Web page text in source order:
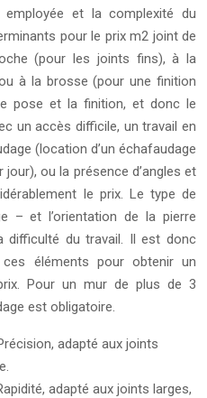
et la complexité du
pour le prix m2 joint de
(pour les joints fins), à la
à la brosse (pour une finition
pose et la finition, et donc le
un accès difficile, un travail en
(location d’un échafaudage
ou la présence d’angles et
le prix. Le type de
– et l’orientation de la pierre
difficulté du travail. Il est donc
ces éléments pour obtenir un
Pour un mur de plus de 3
est obligatoire.
adapté aux joints
adapté aux joints larges,